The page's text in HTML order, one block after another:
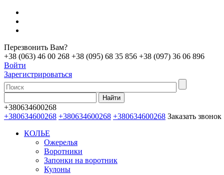
Перезвонить Вам?
+38 (063) 46 00 268 +38 (095) 68 35 856 +38 (097) 36 06 896
Войти
Зарегистрироваться
+380634600268
+380634600268 +380634600268 +380634600268 Заказать звонок
КОЛЬЕ
Ожерелья
Воротники
Запонки на воротник
Кулоны